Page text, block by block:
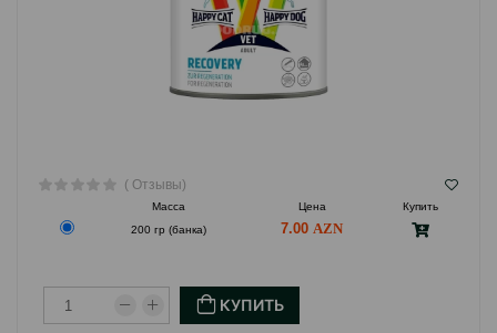
( Отзывы)
Масса Цена
Купить
200 гр (банка)
7.00
КУПИТЬ